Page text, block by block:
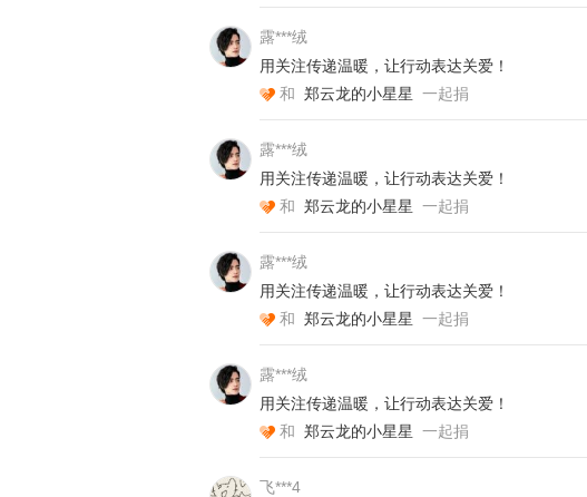
（照片已授权）
露***绒
用关注传递温暖，让行动表达关爱！
和 郑云龙的小星星 一起捐
露***绒
用关注传递温暖，让行动表达关爱！
和 郑云龙的小星星 一起捐
露***绒
用关注传递温暖，让行动表达关爱！
和 郑云龙的小星星 一起捐
露***绒
用关注传递温暖，让行动表达关爱！
和 郑云龙的小星星 一起捐
飞***4